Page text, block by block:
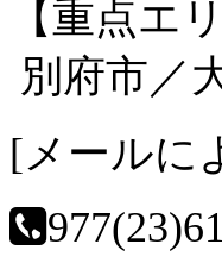
【重点エ
別府市／
[メールに